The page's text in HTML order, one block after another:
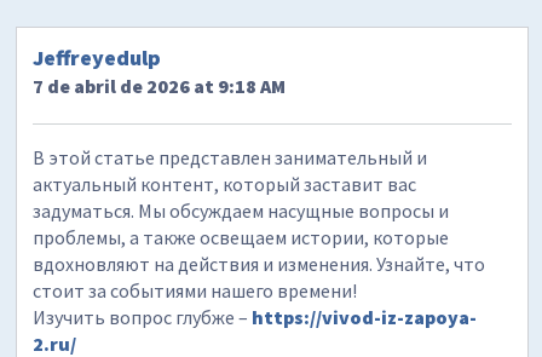
Jeffreyedulp
7 de abril de 2026 at 9:18 AM
В этой статье представлен занимательный и
актуальный контент, который заставит вас
задуматься. Мы обсуждаем насущные вопросы и
проблемы, а также освещаем истории, которые
вдохновляют на действия и изменения. Узнайте, что
стоит за событиями нашего времени!
Изучить вопрос глубже – https://vivod-iz-zapoya-
2.ru/